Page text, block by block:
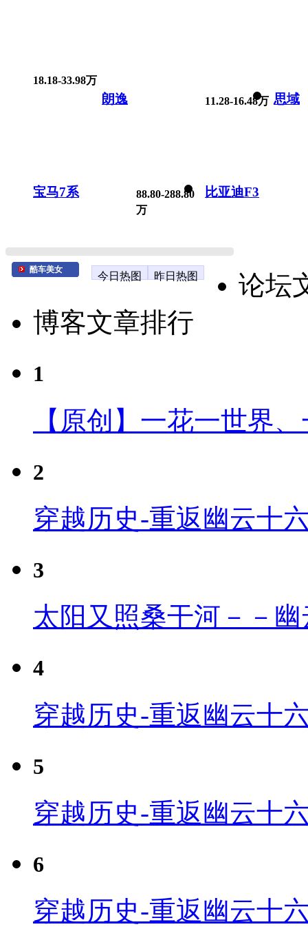
18.18-33.98万
朗逸 11.28-16.48万 思域
宝马7系
88.80-288.80
万
比亚迪F3
酷车美女
今日热图 昨日热图
论坛
博客文章排行
1
【原创】一花一世界
2
穿越历史-重返幽云十
3
太阳又照桑干河－－
4
穿越历史-重返幽云十
5
穿越历史-重返幽云十
6
穿越历史-重返幽云十